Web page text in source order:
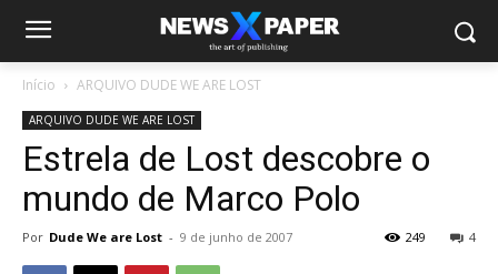
Início ARQUIVO DUDE WE ARE LOST
ARQUIVO DUDE WE ARE LOST
Estrela de Lost descobre o
mundo de Marco Polo
Por Dude We are Lost - 9 de junho de 2007 4
249